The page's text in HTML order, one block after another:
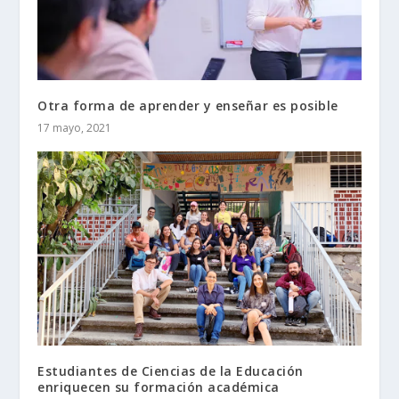
Otra forma de aprender y enseñar es posible
17 mayo, 2021
Estudiantes de Ciencias de la Educación
enriquecen su formación académica